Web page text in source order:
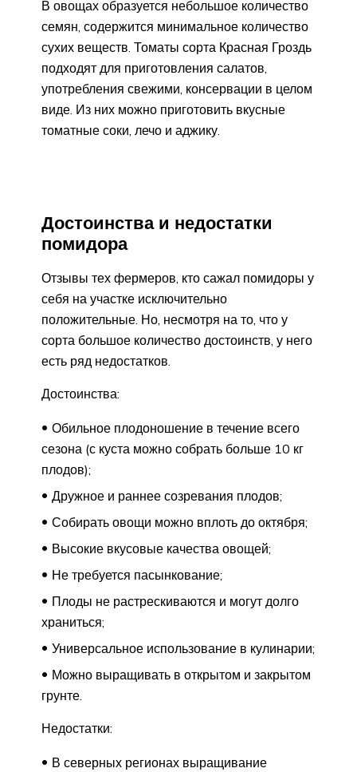
В овощах образуется небольшое количество
семян, содержится минимальное количество
сухих веществ. Томаты сорта Красная Гроздь
подходят для приготовления салатов,
употребления свежими, консервации в целом
виде. Из них можно приготовить вкусные
томатные соки, лечо и аджику.
Достоинства и недостатки
помидора
Отзывы тех фермеров, кто сажал помидоры у
себя на участке исключительно
положительные. Но, несмотря на то, что у
сорта большое количество достоинств, у него
есть ряд недостатков.
Достоинства:
Обильное плодоношение в течение всего
сезона (с куста можно собрать больше 10 кг
плодов);
Дружное и раннее созревания плодов;
Собирать овощи можно вплоть до октября;
Высокие вкусовые качества овощей;
Не требуется пасынкование;
Плоды не растрескиваются и могут долго
храниться;
Универсальное использование в кулинарии;
Можно выращивать в открытом и закрытом
грунте.
Недостатки:
В северных регионах выращивание